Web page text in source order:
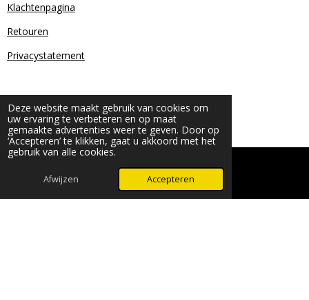
Deze website maakt gebruik van cookies om
uw ervaring te verbeteren en op maat
gemaakte advertenties weer te geven. Door op
‘Accepteren’ te klikken, gaat u akkoord met het
gebruik van alle cookies.
Afwijzen Accepteren
Klachtenpagina
Retouren
Privacystatement
© 2024 - 2026 Beauty & More by Robyn
WhatsApp